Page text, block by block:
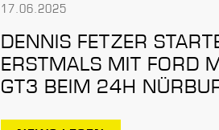
17.06.2025
DENNIS FETZER
ERSTMALS MIT FORD
GT3 BEIM 24H